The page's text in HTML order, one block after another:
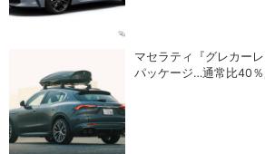
マセラティ『グレカー
パッケージ…通常比40